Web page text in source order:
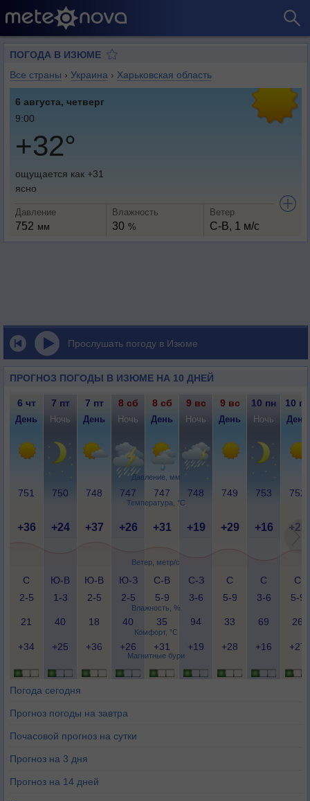
ПОГОДА В ИЗЮМЕ
Все страны › Украина › Харьковская область
6 августа, четверг
9:00
+32°
ощущается как +31
ясно
Давление
752 мм
Влажность
30 %
Ветер
С-В, 1 м/с
Прослушать погоду в Изюме
ПРОГНОЗ ПОГОДЫ В ИЗЮМЕ НА 10 ДНЕЙ
Давление, мм
Температура, °C
Ветер, метр/с
Влажность, %
Комфорт, °C
Магнитные бури
6 чт 7 пт 7 пт 8 сб 8 сб 9 вс 9 вс 10 пн 10 пн
День Ночь День Ночь День Ночь День Ночь День
751 750 748 747 747 748 749 753 752
+36 +24 +37 +26 +31 +19 +29 +16 +28
С
2-5
Ю-В
1-3
Ю-В
2-5
Ю-З
2-5
С-В
5-9
С-З
3-6
С
5-9
С
3-6
С
5-9
21 40 18 40 35 94 33 69 26
+34 +25 +36 +26 +31 +19 +28 +16 +27
Погода сегодня
Прогноз погоды на завтра
Почасовой прогноз на сутки
Прогноз на 3 дня
Прогноз на 14 дней